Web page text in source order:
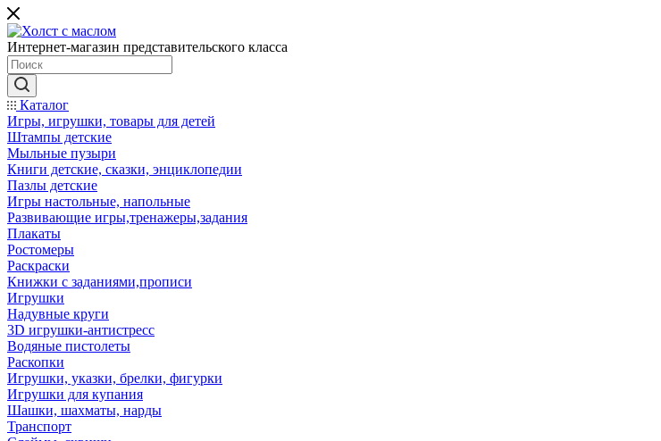
Интернет-магазин представительского класса
Каталог
Игры, игрушки, товары для детей
Штампы детские
Мыльные пузыри
Книги детские, сказки, энциклопедии
Пазлы детские
Игры настольные, напольные
Развивающие игры,тренажеры,задания
Плакаты
Ростомеры
Раскраски
Книжки с заданиями,прописи
Игрушки
Надувные круги
3D игрушки-антистресс
Водяные пистолеты
Раскопки
Игрушки, указки, брелки, фигурки
Игрушки для купания
Шашки, шахматы, нарды
Транспорт